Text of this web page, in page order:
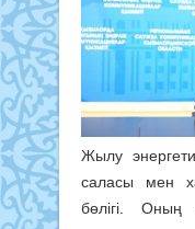
Жылу
саласы мен
бөлігі. Оның